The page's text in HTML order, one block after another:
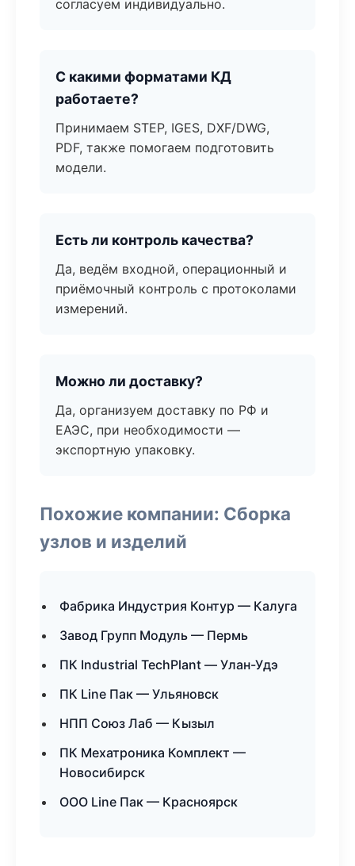
согласуем индивидуально.
С какими форматами КД
работаете?
Принимаем STEP, IGES, DXF/DWG,
PDF, также помогаем подготовить
модели.
Есть ли контроль качества?
Да, ведём входной, операционный и
приёмочный контроль с протоколами
измерений.
Можно ли доставку?
Да, организуем доставку по РФ и
ЕАЭС, при необходимости —
экспортную упаковку.
Похожие компании: Сборка
узлов и изделий
Фабрика Индустрия Контур — Калуга
Завод Групп Модуль — Пермь
ПК Industrial TechPlant — Улан-Удэ
ПК Line Пак — Ульяновск
НПП Союз Лаб — Кызыл
ПК Мехатроника Комплект —
Новосибирск
ООО Line Пак — Красноярск